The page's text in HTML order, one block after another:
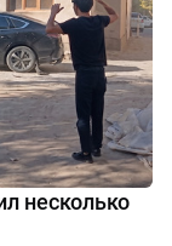
несколько